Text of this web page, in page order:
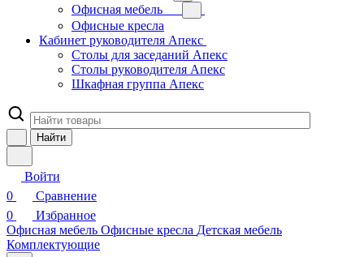
Офисная мебель
Офисные кресла
Кабинет руководителя Апекс
Столы для заседаний Апекс
Столы руководителя Апекс
Шкафная группа Апекс
Найти
Войти
0
Сравнение
0
Избранное
Офисная мебель Офисные кресла Детская мебель
Комплектующие